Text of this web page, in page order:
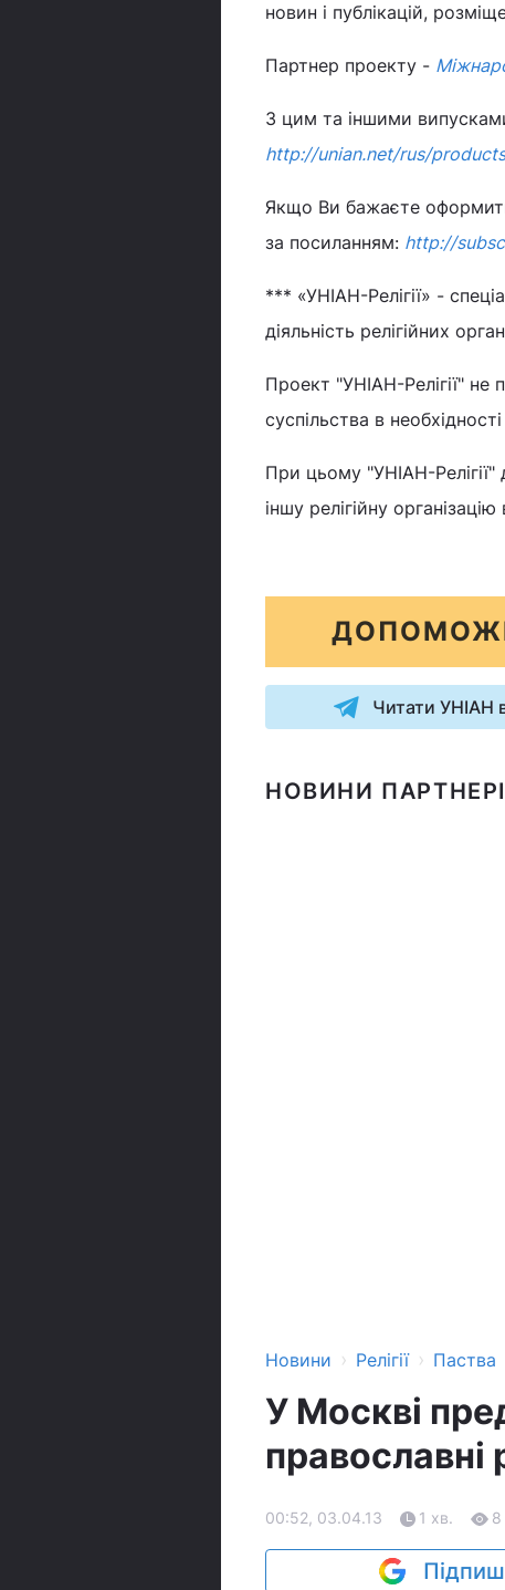
новин і публікацій,
Партнер проекту -
З цим та іншими
http://unian.net/rus/
Якщо Ви бажаєте оформити
за посиланням: http://
*** «УНІАН-Релігії» -
діяльність релігійних
Проект "УНІАН-Релігії" не
суспільства в
При цьому "УНІАН-
іншу релігійну
Читати УНІАН
НОВИНИ
Новини › Релігії › Паства
У Москві
православні
00:52, 03.04.13 1 хв. 8